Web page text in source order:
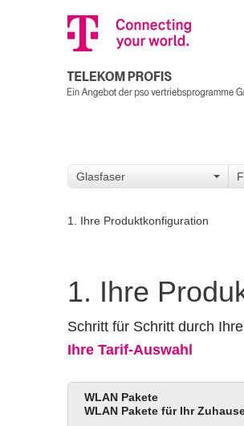
Glasfaser
1. Ihre Produktkonfiguration
1. Ihre
Schritt für Schritt durch
Ihre Tarif-Auswahl
WLAN Pakete
WLAN Pakete für Ihr